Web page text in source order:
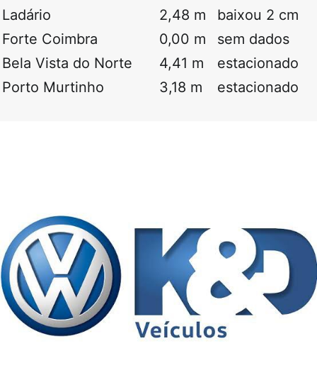
Ladário 2,48 m
baixou 2 cm
Forte Coimbra
0,00 m
sem dados
Bela Vista do Norte
4,41 m
estacionado
Porto Murtinho
3,18 m estacionado